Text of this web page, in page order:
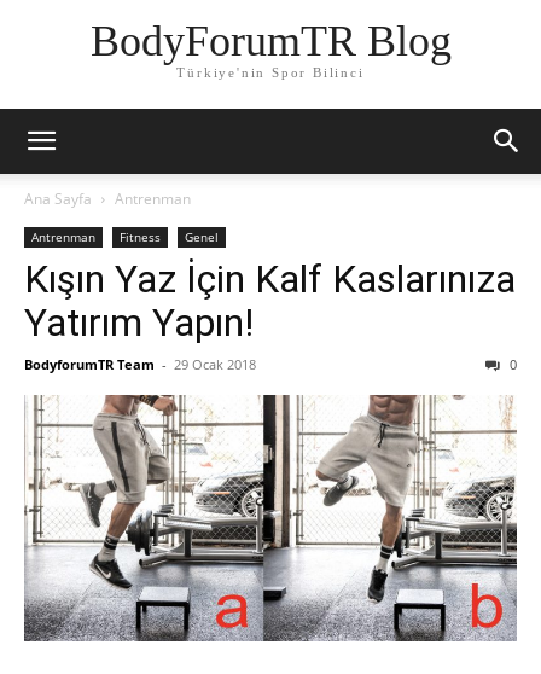
BodyForumTR Blog
Türkiye'nin Spor Bilinci
Ana Sayfa Antrenman
Antrenman Fitness Genel
Kışın Yaz İçin Kalf Kaslarınıza
Yatırım Yapın!
BodyforumTR Team - 29 Ocak 2018 0